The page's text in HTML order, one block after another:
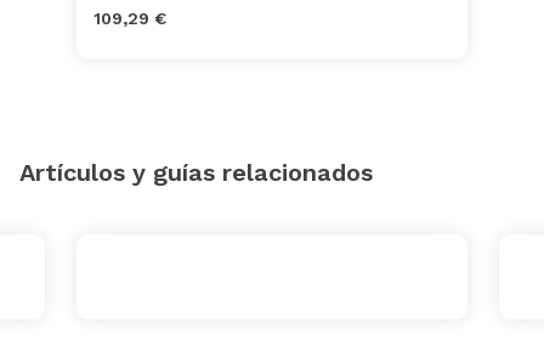
109,29 €
Artículos y guías relacionados